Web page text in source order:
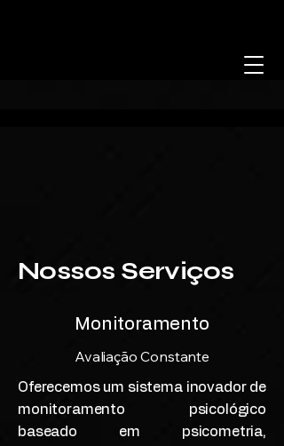
Nossos Serviços
Monitoramento
Avaliação Constante
Oferecemos um sistema inovador de
monitoramento psicológico
baseado em psicometria,